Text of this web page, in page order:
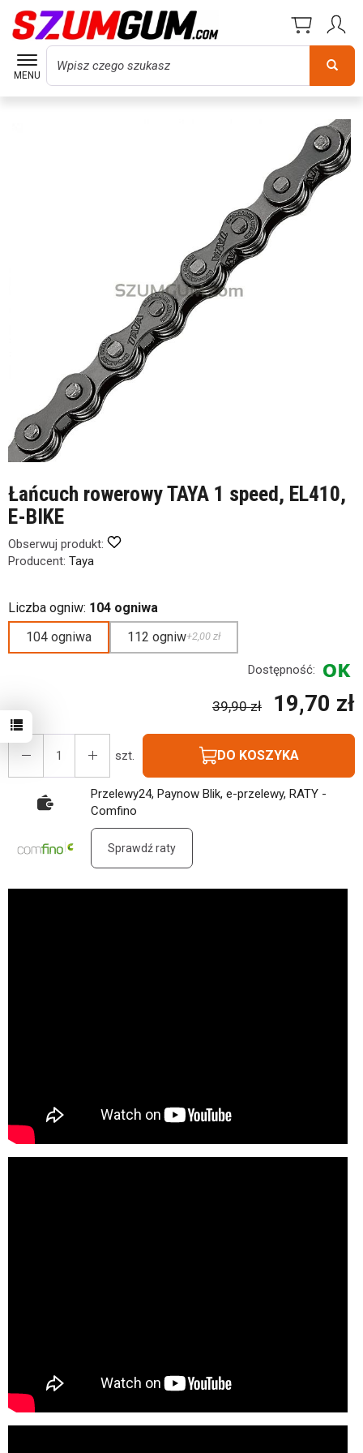
MENU
Wyszukaj
Łańcuch rowerowy TAYA 1 speed, EL410,
E-BIKE
Obserwuj produkt:
Producent: Taya
Liczba ogniw: 104 ogniwa
104 ogniwa
112 ogniw+2,00 zł
Dostępność:
39,90 zł 19,70 zł
szt. DO KOSZYKA
Przelewy24, Paynow Blik, e-przelewy, RATY -
Comfino
Sprawdź raty